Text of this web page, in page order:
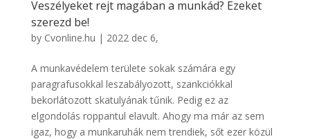
Veszélyeket rejt magában a munkád? Ezeket
szerezd be!
by Cvonline.hu | 2022 dec 6,
A munkavédelem területe sokak számára egy
paragrafusokkal leszabályozott, szankciókkal
bekorlátozott skatulyának tűnik. Pedig ez az
elgondolás roppantul elavult. Ahogy ma már az sem
igaz, hogy a munkaruhák nem trendiek, sőt ezer közül